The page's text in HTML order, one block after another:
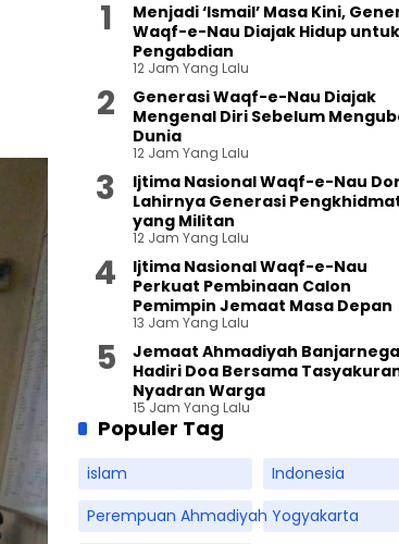
Menjadi ‘Ismail’ Masa Kini,
Waqf-e-Nau Diajak Hidup untuk
Pengabdian
12 Jam Yang Lalu
Generasi Waqf-e-Nau Diajak
Mengenal Diri Sebelum
Dunia
12 Jam Yang Lalu
Ijtima Nasional Waqf-e-Nau
Lahirnya Generasi
yang Militan
12 Jam Yang Lalu
Ijtima Nasional Waqf-e-Nau
Perkuat Pembinaan Calon
Pemimpin Jemaat Masa Depan
13 Jam Yang Lalu
Jemaat Ahmadiyah
Hadiri Doa Bersama
Nyadran Warga
15 Jam Yang Lalu
Populer Tag
islam
Indonesia
Perempuan Ahmadiyah Yogyakarta